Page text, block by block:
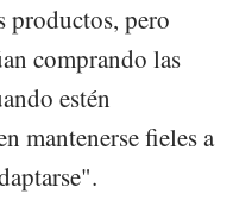
productos, pero
comprando las
estén
mantenerse fieles a